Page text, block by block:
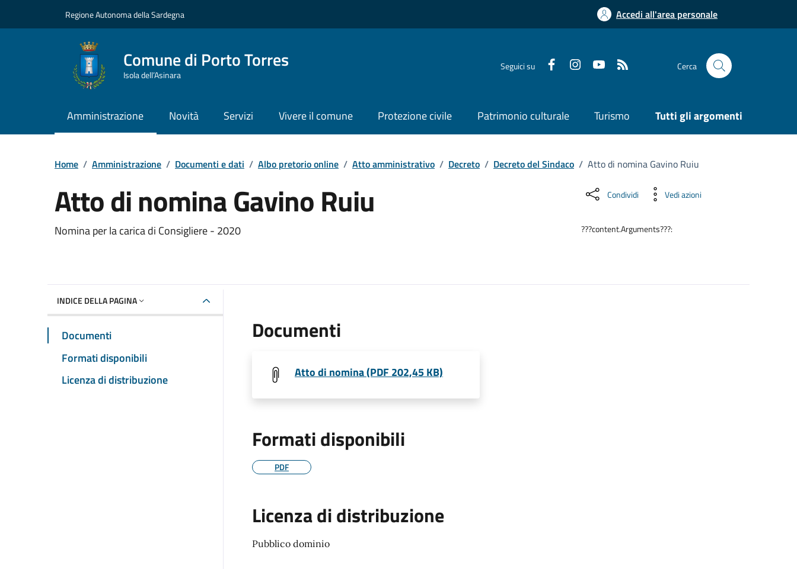
Regione Autonoma della Sardegna Accedi all'area personale
Comune di Porto Torres
Isola dell’Asinara
Seguici su Cerca
Amministrazione Novità Servizi Vivere il comune Protezione civile Patrimonio culturale Turismo Tutti gli argomenti
Home / Amministrazione / Documenti e dati / Albo pretorio online / Atto amministrativo / Decreto / Decreto del Sindaco / Atto di nomina Gavino Ruiu
Atto di nomina Gavino Ruiu
Dettaglio del documento
Nomina per la carica di Consigliere - 2020
Condividi Vedi azioni
???content.Arguments???:
INDICE DELLA PAGINA
Documenti
Formati disponibili
Licenza di distribuzione
Documenti
Atto di nomina (PDF 202,45 KB)
Formati disponibili
PDF
Licenza di distribuzione
Pubblico dominio